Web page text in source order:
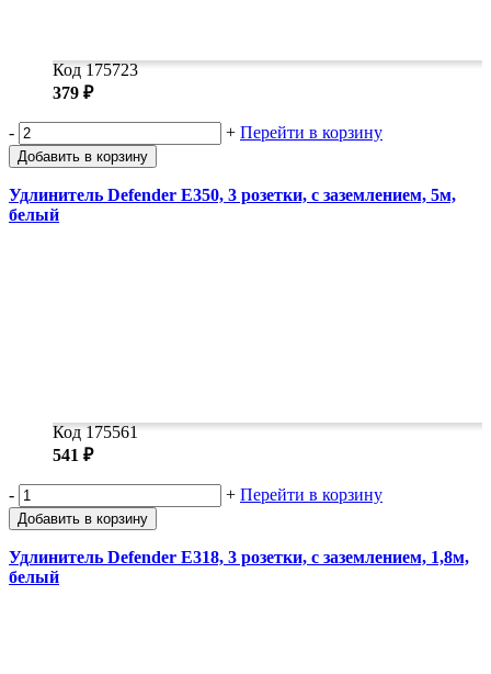
Код 175723
379 ₽
- + Перейти в корзину
Добавить в корзину
Удлинитель Defender E350, 3 розетки, с заземлением, 5м,
белый
Код 175561
541 ₽
- + Перейти в корзину
Добавить в корзину
Удлинитель Defender E318, 3 розетки, с заземлением, 1,8м,
белый